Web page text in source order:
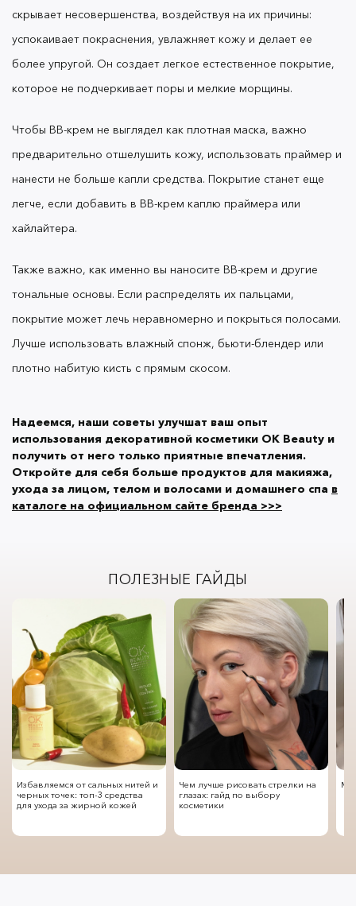
скрывает несовершенства, воздействуя на их причины:
успокаивает покраснения, увлажняет кожу и делает ее
более упругой. Он создает легкое естественное покрытие,
которое не подчеркивает поры и мелкие морщины.
Чтобы BB-крем не выглядел как плотная маска, важно
предварительно отшелушить кожу, использовать праймер и
нанести не больше капли средства. Покрытие станет еще
легче, если добавить в BB-крем каплю праймера или
хайлайтера.
Также важно, как именно вы наносите BB-крем и другие
тональные основы. Если распределять их пальцами,
покрытие может лечь неравномерно и покрыться полосами.
Лучше использовать влажный спонж, бьюти-блендер или
плотно набитую кисть с прямым скосом.
Надеемся, наши советы улучшат ваш опыт
использования декоративной косметики OK Beauty и
получить от него только приятные впечатления.
Откройте для себя больше продуктов для макияжа,
ухода за лицом, телом и волосами и домашнего спа в
каталоге на официальном сайте бренда >>>
ПОЛЕЗНЫЕ ГАЙДЫ
Избавляемся от сальных нитей и
черных точек: топ-3 средства
для ухода за жирной кожей
Чем лучше рисовать стрелки на
глазах: гайд по выбору
косметики